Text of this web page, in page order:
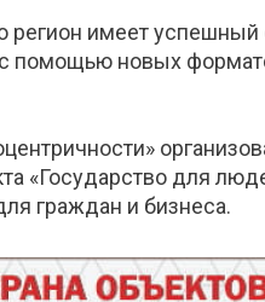
регион имеет
помощью новых
«Государство для
граждан и бизнеса.